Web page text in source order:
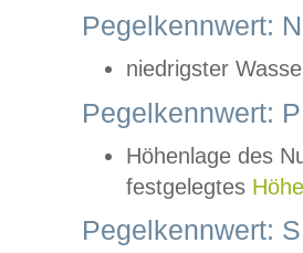
Pegelkennwert:
niedrigster
Pegelkennwert:
Höhenlage des
festgelegtes
Pegelkennwert: